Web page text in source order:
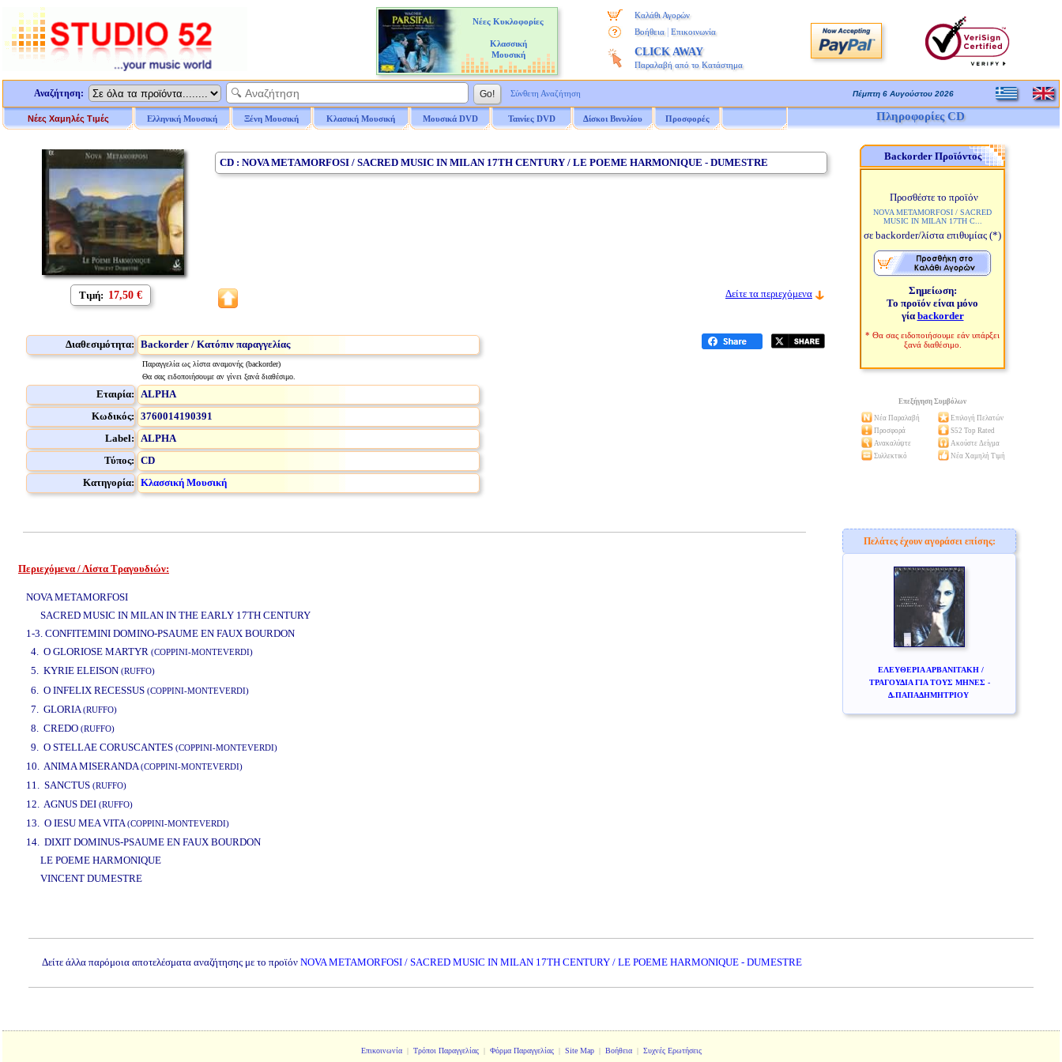
Νέες Κυκλοφορίες
Κλασσική
Μουσική
Καλάθι Αγορών
Βοήθεια
Επικοινωνία
CLICK AWAY
Παραλαβή από το Κατάστημα
Αναζήτηση: Σύνθετη Αναζήτηση Πέμπτη 6 Αυγούστου 2026
Νέες Χαμηλές Τιμές Ελληνική Μουσική Ξένη Μουσική Κλασική Μουσική Μουσικά DVD Ταινίες DVD Δίσκοι Βινυλίου Προσφορές Πληροφορίες CD
Τιμή: 17,50 €
CD : NOVA METAMORFOSI / SACRED MUSIC IN MILAN 17TH CENTURY / LE POEME HARMONIQUE - DUMESTRE
Δείτε τα περιεχόμενα
Διαθεσιμότητα: Backorder / Κατόπιν παραγγελίας
Παραγγελία ως λίστα αναμονής (backorder)
Θα σας ειδοποιήσουμε αν γίνει ξανά διαθέσιμο.
Εταιρία: ALPHA
Κωδικός: 3760014190391
Label: ALPHA
Τύπος: CD
Κατηγορία: Κλασσική Μουσική
Backorder Προϊόντος
Προσθέστε το προϊόν
NOVA METAMORFOSI / SACRED
MUSIC IN MILAN 17TH C...
σε backorder/λίστα επιθυμίας (*)
Σημείωση:
Το προϊόν είναι μόνο
γία backorder
* Θα σας ειδοποιήσουμε εάν υπάρξει
ξανά διαθέσιμο.
Επεξήγηση Συμβόλων
Νέα Παραλαβή
Επιλογή Πελατών
Προσφορά
S52 Top Rated
Ανακαλύψτε
Ακούστε Δείγμα
Συλλεκτικό
Νέα Χαμηλή Τιμή
Περιεχόμενα / Λίστα Τραγουδιών:
NOVA METAMORFOSI
SACRED MUSIC IN MILAN IN THE EARLY 17TH CENTURY
1-3. CONFITEMINI DOMINO-PSAUME EN FAUX BOURDON
4. O GLORIOSE MARTYR (COPPINI-MONTEVERDI)
5. KYRIE ELEISON (RUFFO)
6. O INFELIX RECESSUS (COPPINI-MONTEVERDI)
7. GLORIA(RUFFO)
8. CREDO (RUFFO)
9. O STELLAE CORUSCANTES (COPPINI-MONTEVERDI)
10. ANIMA MISERANDA(COPPINI-MONTEVERDI)
11. SANCTUS (RUFFO)
12. AGNUS DEI (RUFFO)
13. O IESU MEA VITA(COPPINI-MONTEVERDI)
14. DIXIT DOMINUS-PSAUME EN FAUX BOURDON
LE POEME HARMONIQUE
VINCENT DUMESTRE
Πελάτες έχουν αγοράσει επίσης:
ΕΛΕΥΘΕΡΙΑ ΑΡΒΑΝΙΤΑΚΗ /
ΤΡΑΓΟΥΔΙΑ ΓΙΑ ΤΟΥΣ ΜΗΝΕΣ -
Δ.ΠΑΠΑΔΗΜΗΤΡΙΟΥ
Δείτε άλλα παρόμοια αποτελέσματα αναζήτησης με το προϊόν NOVA METAMORFOSI / SACRED MUSIC IN MILAN 17TH CENTURY / LE POEME HARMONIQUE - DUMESTRE
Επικοινωνία| Τρόποι Παραγγελίας| Φόρμα Παραγγελίας| Site Map| Βοήθεια| Συχνές Ερωτήσεις